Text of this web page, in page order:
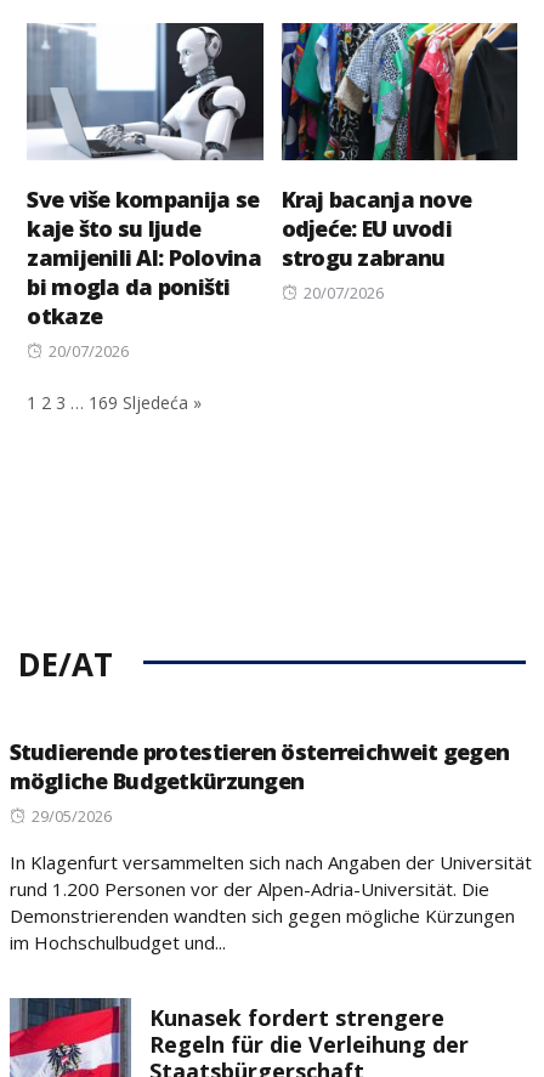
Sve više kompanija se
kaje što su ljude
zamijenili AI: Polovina
bi mogla da poništi
otkaze
Posted
20/07/2026
Kraj bacanja nove
odјeće: EU uvodi
strogu zabranu
Posted
20/07/2026
1 2 3 … 169 Sljedeća »
DE/AT
Studierende protestieren österreichweit gegen
mögliche Budgetkürzungen
Posted
29/05/2026
In Klagenfurt versammelten sich nach Angaben der Universität
rund 1.200 Personen vor der Alpen-Adria-Universität. Die
Demonstrierenden wandten sich gegen mögliche Kürzungen
im Hochschulbudget und...
Kunasek fordert strengere
Regeln für die Verleihung der
Staatsbürgerschaft